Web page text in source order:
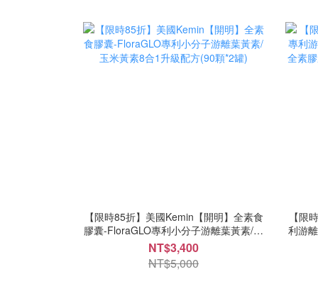
【限時85折】美國Kemin【開明】全素食
膠囊-FloraGLO專利小分子游離葉黃素/玉
米黃素8合1升級配方(90顆*2罐)
NT$3,400
NT$5,000
【限
利游
素膠